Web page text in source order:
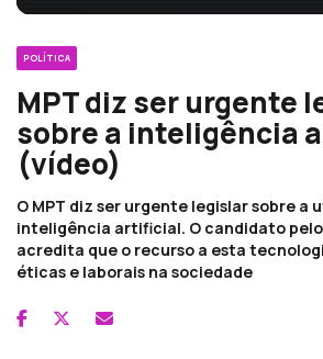
POLÍTICA
MPT diz ser urgente
sobre a inteligência
(vídeo)
O MPT diz ser urgente legislar sobre a
inteligência artificial. O candidato
acredita que o recurso a esta
éticas e laborais na sociedade